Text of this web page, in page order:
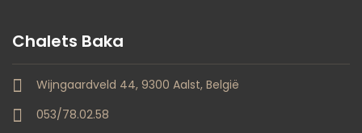
Chalets Baka
Wijngaardveld 44, 9300 Aalst, België
053/78.02.58